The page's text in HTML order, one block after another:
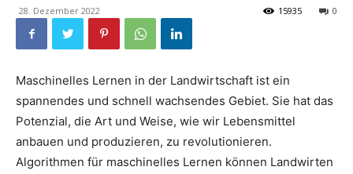
28. Dezember 2022 0
15935
Maschinelles Lernen in der Landwirtschaft ist ein
spannendes und schnell wachsendes Gebiet. Sie hat das
Potenzial, die Art und Weise, wie wir Lebensmittel
anbauen und produzieren, zu revolutionieren.
Algorithmen für maschinelles Lernen können Landwirten